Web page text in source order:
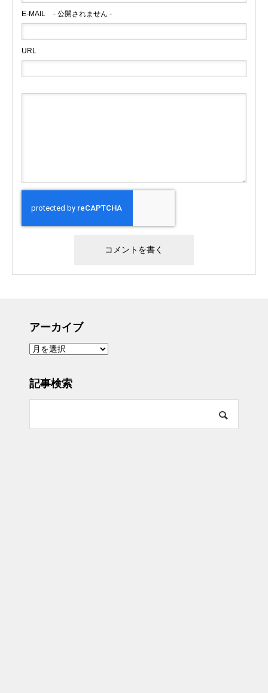
E-MAIL - 公開されません -
URL
アーカイブ
ア
ー
ブ
記事検索